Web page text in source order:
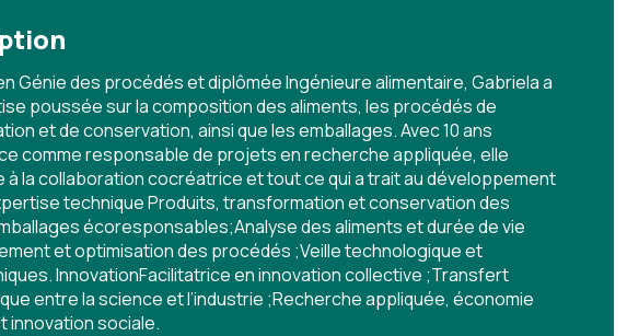
Génie des procédés et diplômée Ingénieure alimentaire, Gabriela a
poussée sur la composition des aliments, les procédés de
et de conservation, ainsi que les emballages. Avec 10 ans
comme responsable de projets en recherche appliquée, elle
à la collaboration cocréatrice et tout ce qui a trait au développement
technique Produits, transformation et conservation des
écoresponsables;Analyse des aliments et durée de vie
et optimisation des procédés ;Veille technologique et
InnovationFacilitatrice en innovation collective ;Transfert
entre la science et l’industrie ;Recherche appliquée, économie
innovation sociale.